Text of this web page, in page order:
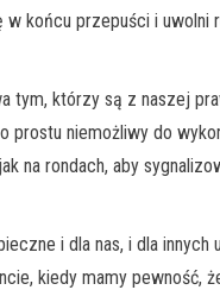
końcu przepuści i uwolni
tym, którzy są z naszej
prostu niemożliwy do
na rondach, aby
i dla nas, i dla innych
kiedy mamy pewność,